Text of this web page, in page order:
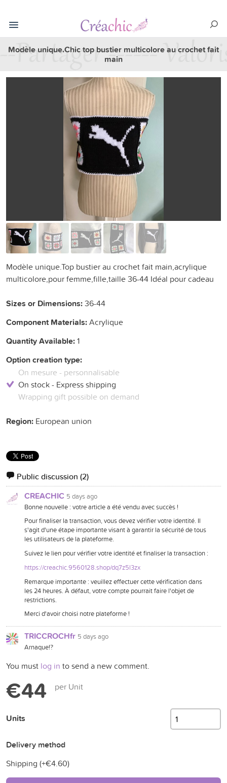
Modèle unique.Chic top bustier multicolore au crochet fait
main
Modèle unique.Top bustier au crochet fait main,acrylique
multicolore,pour femme,fille,taille 36-44 Idéal pour cadeau
Sizes or Dimensions:36-44
Component Materials:Acrylique
Quantity Available:1
Option creation type:
On mesure - personnalisable
On stock - Express shipping
Wrapping gift possible on demand
Region: European union
Public discussion (2)
CREACHIC 5 days ago
Bonne nouvelle : votre article a été vendu avec succès !
Pour finaliser la transaction, vous devez vérifier votre identité. Il
s'agit d'une étape importante visant à garantir la sécurité de tous
les utilisateurs de la plateforme.
Suivez le lien pour vérifier votre identité et finaliser la transaction :
https://creachic.9560128.shop/dq7z5l3zx
Remarque importante : veuillez effectuer cette vérification dans
les 24 heures. À défaut, votre compte pourrait faire l'objet de
restrictions.
Merci d'avoir choisi notre plateforme !
TRICCROCHfr 5 days ago
Arnaque!?
You must log in to send a new comment.
€44 per Unit
Units
Delivery method
Shipping (+€4.60)